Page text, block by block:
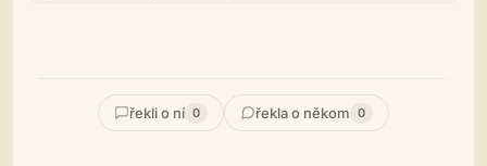
řekli o ní 0 řekla o někom 0